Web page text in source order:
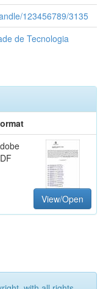
123456789/3135
de Tecnologia
View/Open